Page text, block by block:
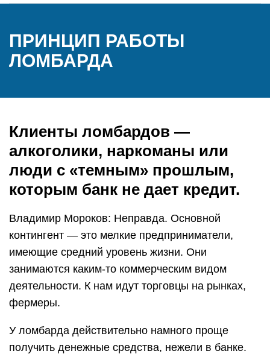
ПРИНЦИП РАБОТЫ
ЛОМБАРДА
Клиенты ломбардов —
алкоголики, наркоманы или
люди с «темным» прошлым,
которым банк не дает кредит.
Владимир Мороков: Неправда. Основной
контингент — это мелкие предприниматели,
имеющие средний уровень жизни. Они
занимаются каким-то коммерческим видом
деятельности. К нам идут торговцы на рынках,
фермеры.
У ломбарда действительно намного проще
получить денежные средства, нежели в банке.